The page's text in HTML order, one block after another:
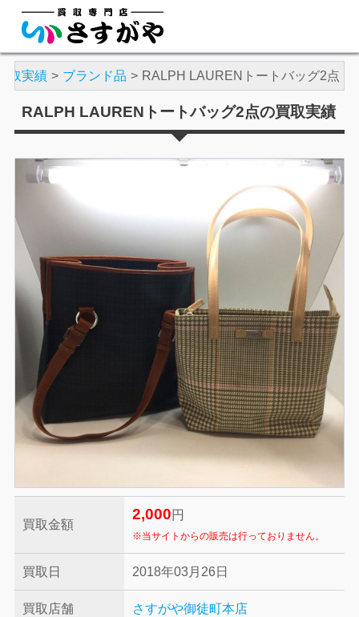
取実績 ブランド品 RALPH LAURENトートバッグ2点
RALPH LAURENトートバッグ2点の買取実績
買取金額
2,000 円
※当サイトからの販売は行っておりません。
買取日 2018年03月26日
買取店舗 さすがや御徒町本店